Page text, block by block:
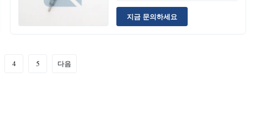
delivery and engine performance. Product
Specifications Product Name Fuel Injector
Part Number 87538122 Brand Name
지금 문의하세요
4 5 다음